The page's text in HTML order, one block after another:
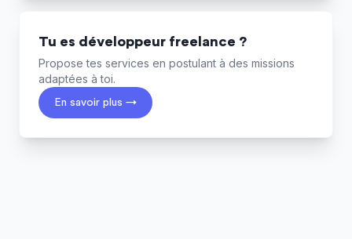
Tu es développeur freelance ?
Propose tes services en postulant à des missions
adaptées à toi.
En savoir plus →